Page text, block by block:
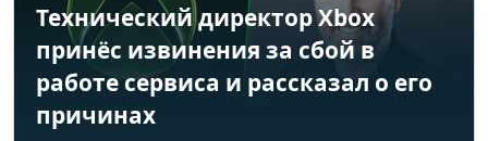
Технический директор Xbox
принёс извинения за сбой в
работе сервиса и рассказал о его
причинах